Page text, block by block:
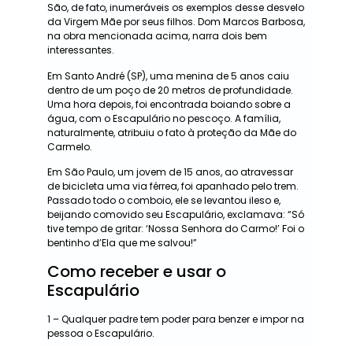
São, de fato, inumeráveis os exemplos desse desvelo
da Virgem Mãe por seus filhos. Dom Marcos Barbosa,
na obra mencionada acima, narra dois bem
interessantes.
Em Santo André (SP), uma menina de 5 anos caiu
dentro de um poço de 20 metros de profundidade.
Uma hora depois, foi encontrada boiando sobre a
água, com o Escapulário no pescoço. A família,
naturalmente, atribuiu o fato à proteção da Mãe do
Carmelo.
Em São Paulo, um jovem de 15 anos, ao atravessar
de bicicleta uma via férrea, foi apanhado pelo trem.
Passado todo o comboio, ele se levantou ileso e,
beijando comovido seu Escapulário, exclamava: “Só
tive tempo de gritar: ‘Nossa Senhora do Carmo!’ Foi o
bentinho d’Ela que me salvou!”
Como receber e usar o
Escapulário
1 – Qualquer padre tem poder para benzer e impor na
pessoa o Escapulário.